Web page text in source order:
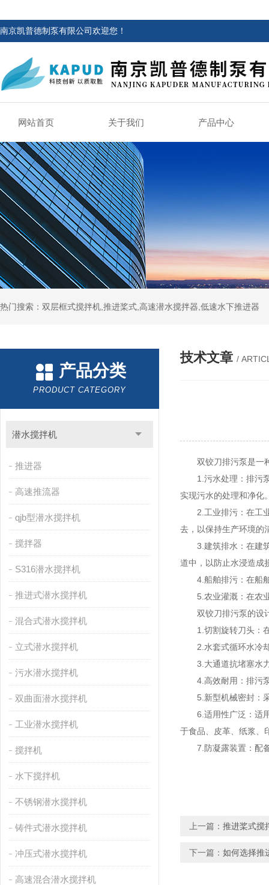
南京凯普德制泵有限公司欢迎您！
网站首页 关于我们 产品中心
热门搜索：双层框式搅拌机,推进桨式,高速潜水搅拌器,低速水下推进器
产品分类
PRODUCT CATEGORY
潜水搅拌机
推进器
高速推流器
qjb型潜水搅拌机
搅拌器
S316潜水搅拌机
推进式潜水搅拌机
混合式潜水搅拌机
立式潜水搅拌机
污水潜水搅拌机
双曲面潜水搅拌机
工业潜水搅拌机
搅拌机
水下搅拌机
不锈钢潜水搅拌机
铸件式潜水搅拌机
冲压式潜水搅拌机
高速混合潜水搅拌机
技术文章 /
双铰刀排污泵是一种
1.污水处理：排污泵
实现污水的处理和净化
2.工业排污：在工业
去，以保持生产环境的
3.建筑排水：在建筑
道中，以防止水浸造成
4.船舶排污：在船舶
5.农业灌溉：在农业
双铰刀排污泵的设
1.切割旋转刀头：在
2.水套式循环水冷却
3.大通道抗堵塞水力
4.高效耐用：排污泵
5.新型机械密封：采
6.适用性广泛：适用
于食品、皮革、纸浆、
7.防凝露装置：配备
上一篇： 推进桨式搅
下一篇： 如何选择推